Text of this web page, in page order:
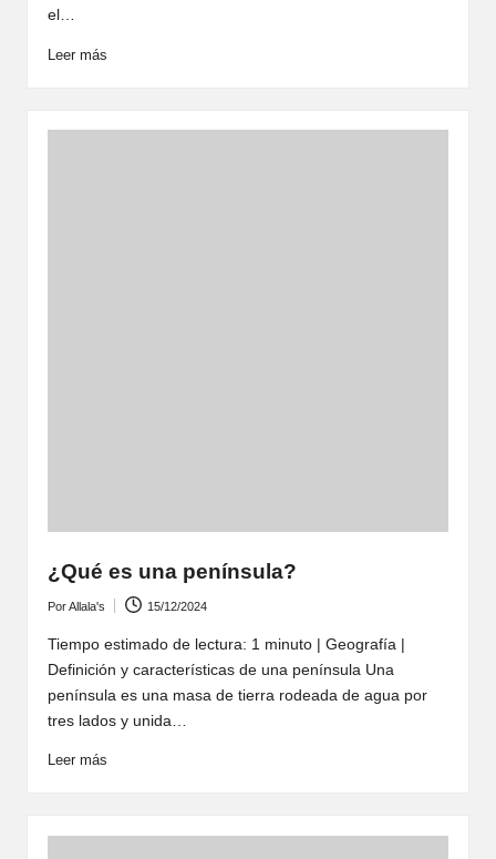
el…
Leer más
¿Qué es una península?
por
PorAllala's 15/12/2024
Tiempo estimado de lectura: 1 minuto | Geografía |
Definición y características de una península Una
península es una masa de tierra rodeada de agua por
tres lados y unida…
Leer más